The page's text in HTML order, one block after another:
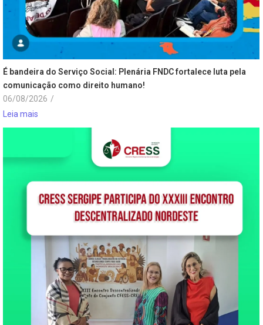
É bandeira do Serviço Social: Plenária FNDC fortalece luta pela
comunicação como direito humano!
06/08/2026 /
Leia mais